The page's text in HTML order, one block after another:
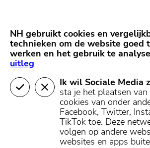
Mijn regio
NH gebruikt cookies en
technieken om de website goed
werken en het gebruik te
uitleg
Ik wil Sociale Media
sta je het plaatsen van
cookies van onder
Facebook, Twitter,
TikTok toe. Deze
volgen op andere
websites en apps